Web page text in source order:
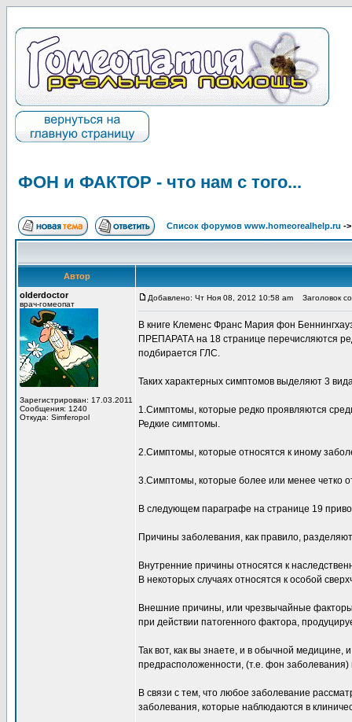
ФОН и ФАКТОР - что нам с того...
Список форумов www.homeorealhelp.ru -
Автор
olderdoctor
врач-гомеопат
Зарегистрирован: 17.03.2011
Сообщения: 1240
Откуда: Simferopol
Добавлено: Чт Ноя 08, 2012 10:58 am Заголовок
В книге Клеменс Франс Мария фон
ПРЕПАРАТА на 18 странице перечисляются
подбирается ГЛС.
Таких характерных симптомов выделяют 3
1.Симптомы, которые редко проявляются
Редкие симптомы.
2.Симптомы, которые относятся к иному
3.Симптомы, которые более или менее четко
В следующем параграфе на странице 19
Причины заболевания, как правило,
Внутренние причины относятся к
В некоторых случаях относятся к особой
Внешние причины, или чрезвычайные
при действии патогенного фактора,
Так вот, как вы знаете, и в обычной медицине,
предрасположенности, (т.е. фон
В связи с тем, что любое заболевание
заболевания, которые наблюдаются в